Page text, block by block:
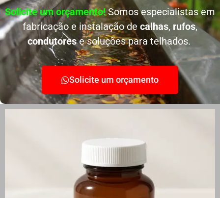
Solicite um orçamento!Somos especialistas em
fabricação e instalação de calhas, rufos,
condutorese soluções para telhados.
Solicite um orçamento